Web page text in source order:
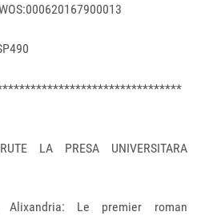
LA PRESA UNIVERSITARA
Alixandria: Le premier roman